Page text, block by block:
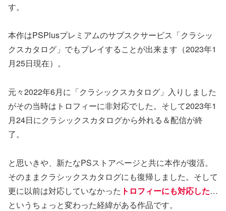
す。
本作はPSPlusプレミアムのサブスクサービス「クラシッ
クスカタログ」でもプレイすることが出来ます（2023年1
月25日現在）。
元々2022年6月に「クラシックスカタログ」入りしました
がその当時はトロフィーに非対応でした。そして2023年1
月24日にクラシックスカタログから外れる＆配信が終
了。
と思いきや、新たなPSストアページと共に本作が復活。
そのままクラシックスカタログにも復帰しました。そして
更に以前は対応していなかった トロフィーにも対応した…
というちょっと変わった経緯がある作品です。